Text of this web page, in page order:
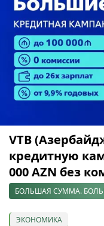
VTB
кредитную
000 AZN без
БОЛЬШАЯ СУММА.
ЭКОНОМИКА